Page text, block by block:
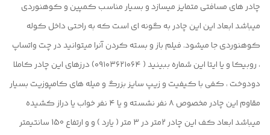
چادر های مسافتی متمایز میسازد و بسیار مناسب کمپین و کوهنوردی
میباشد ابعاد این این چادر به گونه ای است که به راحتی داخل کوله
کوهنوردی جا میشود. فیلم باز و بسته کردن آنرا میتوانید در چت واتساپ
، روبیکا و یا ایتا این شماره ببینید ( ۰۹۱۰۳۶۲۱۰۶۴) درزهای این چادر کاملا
دودوخت ، کفی با کیفیت و زیپ سایز بزرگ و میله های کامپوزیت بسیار
مقاوم این چادر مخصوص ۸ نفر نشسته و یا ۴ نفر خواب یا دراز کشیده
میباشد ابعاد کف این چادر 2متر در ۳ متر ( یارد ) و و ارتفاع 150 سانتیمتر